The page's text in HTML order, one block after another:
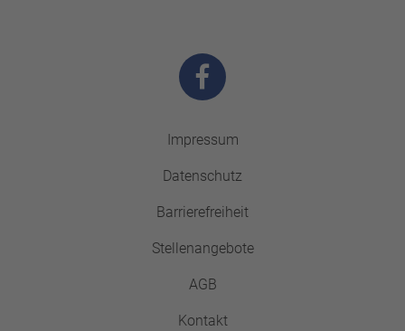
Impressum
Datenschutz
Barrierefreiheit
Stellenangebote
AGB
Kontakt